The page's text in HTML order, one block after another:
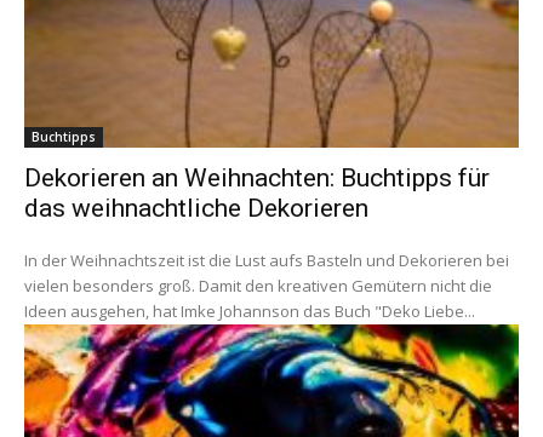
Buchtipps
Dekorieren an Weihnachten: Buchtipps für
das weihnachtliche Dekorieren
In der Weihnachtszeit ist die Lust aufs Basteln und Dekorieren bei
vielen besonders groß. Damit den kreativen Gemütern nicht die
Ideen ausgehen, hat Imke Johannson das Buch "Deko Liebe...